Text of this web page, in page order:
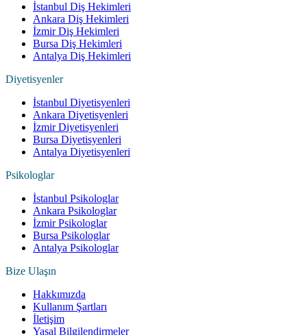
İstanbul Diş Hekimleri
Ankara Diş Hekimleri
İzmir Diş Hekimleri
Bursa Diş Hekimleri
Antalya Diş Hekimleri
Diyetisyenler
İstanbul Diyetisyenleri
Ankara Diyetisyenleri
İzmir Diyetisyenleri
Bursa Diyetisyenleri
Antalya Diyetisyenleri
Psikologlar
İstanbul Psikologlar
Ankara Psikologlar
İzmir Psikologlar
Bursa Psikologlar
Antalya Psikologlar
Bize Ulaşın
Hakkımızda
Kullanım Şartları
İletişim
Yasal Bilgilendirmeler